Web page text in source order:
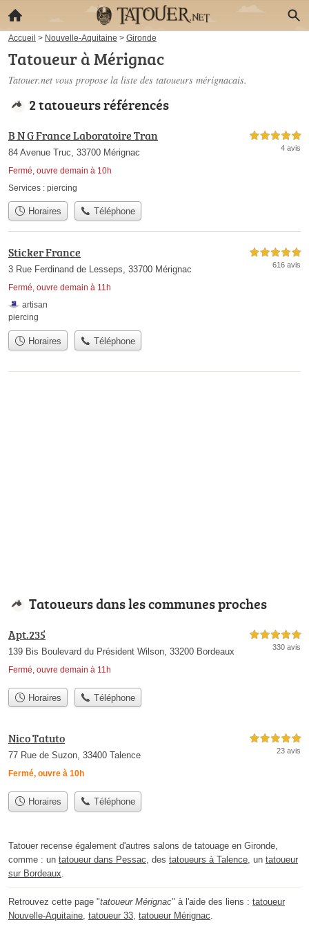
Accueil > Nouvelle-Aquitaine > Gironde
Tatoueur à Mérignac
Tatouer.net vous propose la liste des tatoueurs mérignacais.
2 tatoueurs référencés
B N G France Laboratoire Tran
84 Avenue Truc, 33700 Mérignac
Fermé, ouvre demain à 10h
5,0 étoiles sur 5
4 avis
Services : piercing
Horaires Téléphone
Sticker France
3 Rue Ferdinand de Lesseps, 33700 Mérignac
Fermé, ouvre demain à 11h
5,0 étoiles sur 5
616 avis
artisan
piercing
Horaires Téléphone
Tatoueurs dans les communes proches
Apt.235
139 Bis Boulevard du Président Wilson, 33200 Bordeaux
Fermé, ouvre demain à 11h
5,0 étoiles sur 5
330 avis
Horaires Téléphone
Nico Tatuto
77 Rue de Suzon, 33400 Talence
Fermé, ouvre à 10h
5,0 étoiles sur 5
23 avis
Horaires Téléphone
Tatouer recense également d'autres salons de tatouage en Gironde,
comme : un tatoueur dans Pessac , des tatoueurs à Talence , un tatoueur
sur Bordeaux
Retrouvez cette page "tatoueur Mérignac" à l'aide des liens : tatoueur
Nouvelle-Aquitaine tatoueur 33 tatoueur Mérignac